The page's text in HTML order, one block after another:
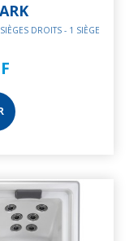
DROITS - 1 SIÈGE